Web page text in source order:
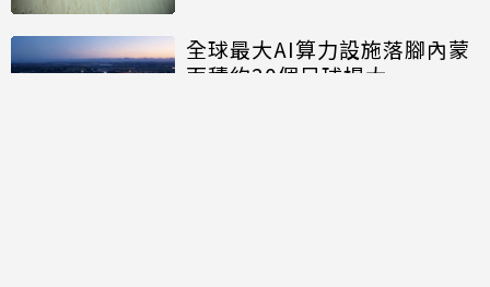
全球最大AI算力設施落腳內蒙
面積約20個足球場大